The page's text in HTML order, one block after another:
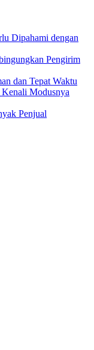
Dipahami dengan
Pengirim
dan Tepat Waktu
Kenali Modusnya
Penjual